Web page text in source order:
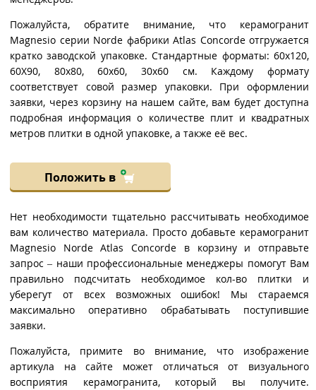
Пожалуйста, обратите внимание, что керамогранит
Magnesio серии Norde фабрики Atlas Concorde отгружается
кратко заводской упаковке. Стандартные форматы: 60x120,
60X90, 80x80, 60x60, 30x60 см. Каждому формату
соответствует совой размер упаковки. При оформлении
заявки, через корзину на нашем сайте, вам будет доступна
подробная информация о количестве плит и квадратных
метров плитки в одной упаковке, а также её вес.
Положить в
Нет необходимости тщательно рассчитывать необходимое
вам количество материала. Просто добавьте керамогранит
Magnesio Norde Atlas Concorde в корзину и отправьте
запрос – наши профессиональные менеджеры помогут Вам
правильно подсчитать необходимое кол-во плитки и
уберегут от всех возможных ошибок! Мы стараемся
максимально оперативно обрабатывать поступившие
заявки.
Пожалуйста, примите во внимание, что изображение
артикула на сайте может отличаться от визуального
восприятия керамогранита, который вы получите.